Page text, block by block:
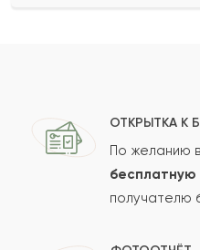
Ваш e-mail
Отзыв
ОТКРЫТКА К
По желанию
бесплатную
получателю